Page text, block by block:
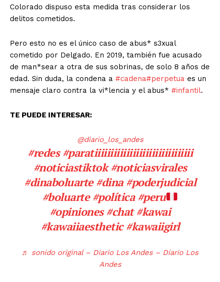
Colorado dispuso esta medida tras considerar los
delitos cometidos.
Pero esto no es el único caso de abus* s3xual
cometido por Delgado. En 2019, también fue acusado
de man*sear a otra de sus sobrinas, de solo 8 años de
edad. Sin duda, la condena a #cadena#perpetua es un
mensaje claro contra la vi*lencia y el abus* #infantil.
TE PUEDE INTERESAR:
@diario_los_andes
#redes #paratiiiiiiiiiiiiiiiiiiiiiiiiiiiiiii
#noticiastiktok #noticiasvirales
#dinaboluarte #dina #poderjudicial
#boluarte #política #peru
#opiniones #chat #kawai
#kawaiiaesthetic #kawaiigirl
♬ sonido original – Diario Los Andes – Diario Los
Andes